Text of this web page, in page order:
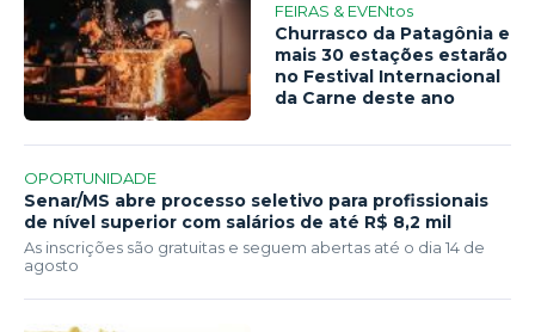
FEIRAS & EVENtos
Churrasco da Patagônia e
mais 30 estações estarão
no Festival Internacional
da Carne deste ano
OPORTUNIDADE
Senar/MS abre processo seletivo para profissionais
de nível superior com salários de até R$ 8,2 mil
As inscrições são gratuitas e seguem abertas até o dia 14 de
agosto